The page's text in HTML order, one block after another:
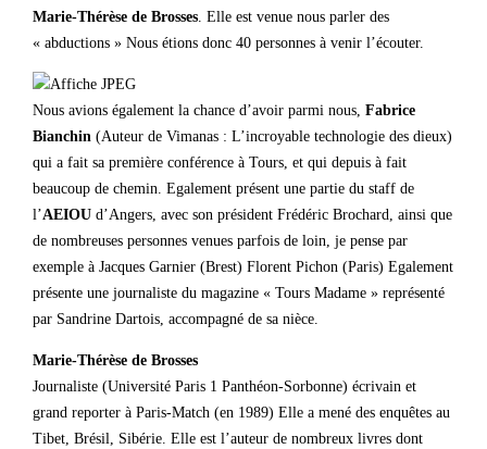
Marie-Thérèse de Brosses. Elle est venue nous parler des
« abductions » Nous étions donc 40 personnes à venir l’écouter.
Nous avions également la chance d’avoir parmi nous, Fabrice
Bianchin (Auteur de Vimanas : L’incroyable technologie des dieux)
qui a fait sa première conférence à Tours, et qui depuis à fait
beaucoup de chemin. Egalement présent une partie du staff de
l’AEIOU d’Angers, avec son président Frédéric Brochard, ainsi que
de nombreuses personnes venues parfois de loin, je pense par
exemple à Jacques Garnier (Brest) Florent Pichon (Paris) Egalement
présente une journaliste du magazine « Tours Madame » représenté
par Sandrine Dartois, accompagné de sa nièce.
Marie-Thérèse de Brosses
Journaliste (Université Paris 1 Panthéon-Sorbonne) écrivain et
grand reporter à Paris-Match (en 1989) Elle a mené des enquêtes au
Tibet, Brésil, Sibérie. Elle est l’auteur de nombreux livres dont